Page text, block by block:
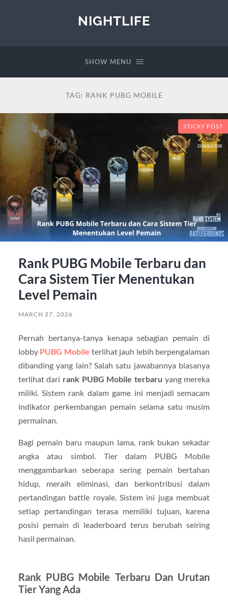
NIGHTLIFE
SHOW MENU
TAG: RANK PUBG MOBILE
STICKY POST
Rank PUBG Mobile Terbaru dan
Cara Sistem Tier Menentukan
Level Pemain
MARCH 27, 2026
Pernah bertanya-tanya kenapa sebagian pemain di
lobby PUBG Mobile terlihat jauh lebih berpengalaman
dibanding yang lain? Salah satu jawabannya biasanya
terlihat dari rank PUBG Mobile terbaru yang mereka
miliki. Sistem rank dalam game ini menjadi semacam
indikator perkembangan pemain selama satu musim
permainan.
Bagi pemain baru maupun lama, rank bukan sekadar
angka atau simbol. Tier dalam PUBG Mobile
menggambarkan seberapa sering pemain bertahan
hidup, meraih eliminasi, dan berkontribusi dalam
pertandingan battle royale. Sistem ini juga membuat
setiap pertandingan terasa memiliki tujuan, karena
posisi pemain di leaderboard terus berubah seiring
hasil permainan.
Rank PUBG Mobile Terbaru Dan Urutan
Tier Yang Ada